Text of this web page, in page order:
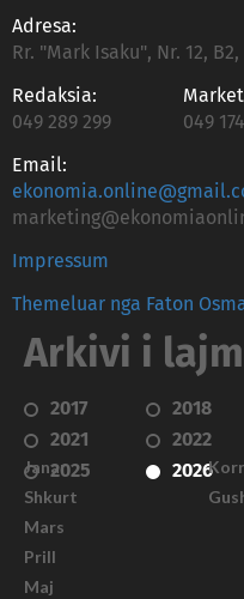
Adresa:
Rr. "Mark Isaku", Nr. 12,
Redaksia:
049 289 299
049
Email:
Impressum
Themeluar nga Faton
Arkivi i
2017 2018
2021
2022
2025
2026
Janar
Shkurt
Mars
Prill
Maj